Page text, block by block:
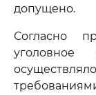
допущено.
Согласно
уголовное